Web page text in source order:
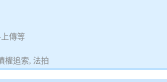
傳等
權追索, 法拍